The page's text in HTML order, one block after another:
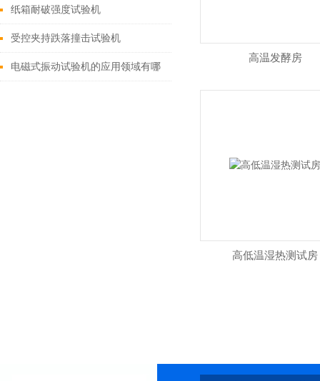
纸箱耐破强度试验机
受控夹持跌落撞击试验机
电磁式振动试验机的应用领域有哪
高温发酵房
高低温湿热测试房